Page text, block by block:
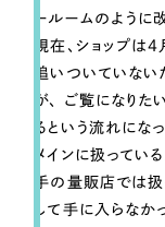
ールームのように
現在、ショップは
追いついていな
が、 ご覧になり
るという流れにな
メインに扱ってい
手の量販店では扱
して手に入らなか